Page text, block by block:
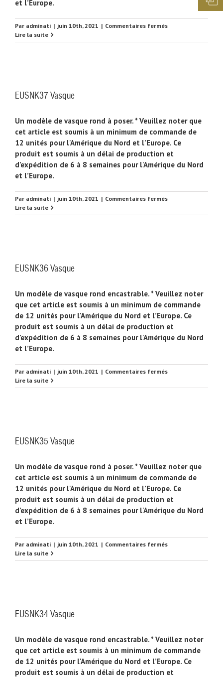
et l’Europe.
Par adminati | juin 10th, 2021 | Commentaires ferméssur
Vasque
Lire la suite
EUSNK37 Vasque
Un modèle de vasque rond à poser. * Veuillez noter que
cet article est soumis à un minimum de commande de
12 unités pour l'Amérique du Nord et l’Europe. Ce
produit est soumis à un délai de production et
d’expédition de 6 à 8 semaines pour l'Amérique du Nord
et l’Europe.
Par adminati | juin 10th, 2021 | Commentaires ferméssur
Vasque
Lire la suite
EUSNK36 Vasque
Un modèle de vasque rond encastrable. * Veuillez noter
que cet article est soumis à un minimum de commande
de 12 unités pour l'Amérique du Nord et l’Europe. Ce
produit est soumis à un délai de production et
d’expédition de 6 à 8 semaines pour l'Amérique du Nord
et l’Europe.
Par adminati | juin 10th, 2021 | Commentaires ferméssur
Vasque
Lire la suite
EUSNK35 Vasque
Un modèle de vasque rond à poser. * Veuillez noter que
cet article est soumis à un minimum de commande de
12 unités pour l'Amérique du Nord et l’Europe. Ce
produit est soumis à un délai de production et
d’expédition de 6 à 8 semaines pour l'Amérique du Nord
et l’Europe.
Par adminati | juin 10th, 2021 | Commentaires ferméssur
Vasque
Lire la suite
EUSNK34 Vasque
Un modèle de vasque rond encastrable. * Veuillez noter
que cet article est soumis à un minimum de commande
de 12 unités pour l'Amérique du Nord et l’Europe. Ce
produit est soumis à un délai de production et